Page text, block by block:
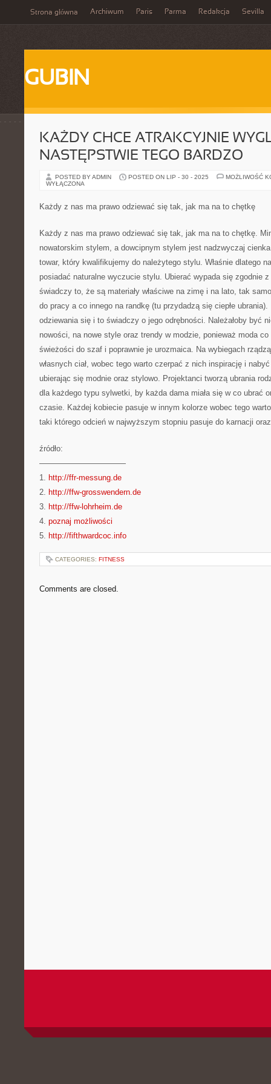
Strona główna Archiwum Paris Parma Redakcja Sevilla
GUBIN
KAŻDY CHCE ATRAKCYJNIE
NASTĘPSTWIE TEGO BARDZO
POSTED BY ADMIN POSTED ON LIP - 30 - 2025
MOŻLIWOŚĆ
WYŁĄCZONA
Każdy z nas ma prawo odziewać się tak, jak ma na to chętkę
Każdy z nas ma prawo odziewać się tak, jak ma na to chętkę.
nowatorskim stylem, a dowcipnym stylem jest nadzwyczaj
towar, który kwalifikujemy do należytego stylu. Właśnie dlatego
posiadać naturalne wyczucie stylu. Ubierać wypada się zgodnie
świadczy to, że są materiały właściwe na zimę i na lato, tak
do pracy a co innego na randkę (tu przydadzą się ciepłe
odziewania się i to świadczy o jego odrębności. Należałoby być
nowości, na nowe style oraz trendy w modzie, ponieważ moda
świeżości do szaf i poprawnie je urozmaica. Na wybiegach
własnych ciał, wobec tego warto czerpać z nich inspirację i
ubierając się modnie oraz stylowo. Projektanci tworzą ubrania
dla każdego typu sylwetki, by każda dama miała się w co ubrać
czasie. Każdej kobiecie pasuje w innym kolorze wobec tego
taki którego odcień w najwyższym stopniu pasuje do karnacji oraz
źródło:
———————————
1. http://ffr-messung.de
2. http://ffw-grosswendern.de
3. http://ffw-lohrheim.de
4. poznaj możliwości
5. http://fifthwardcoc.info
CATEGORIES: FITNESS
Comments are closed.